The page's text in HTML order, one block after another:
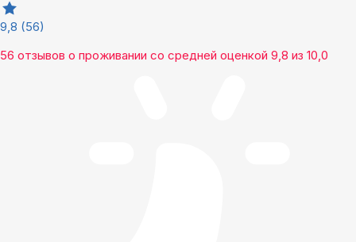
9,8 (56)
56 отзывов о проживании со средней оценкой 9,8 из 10,0